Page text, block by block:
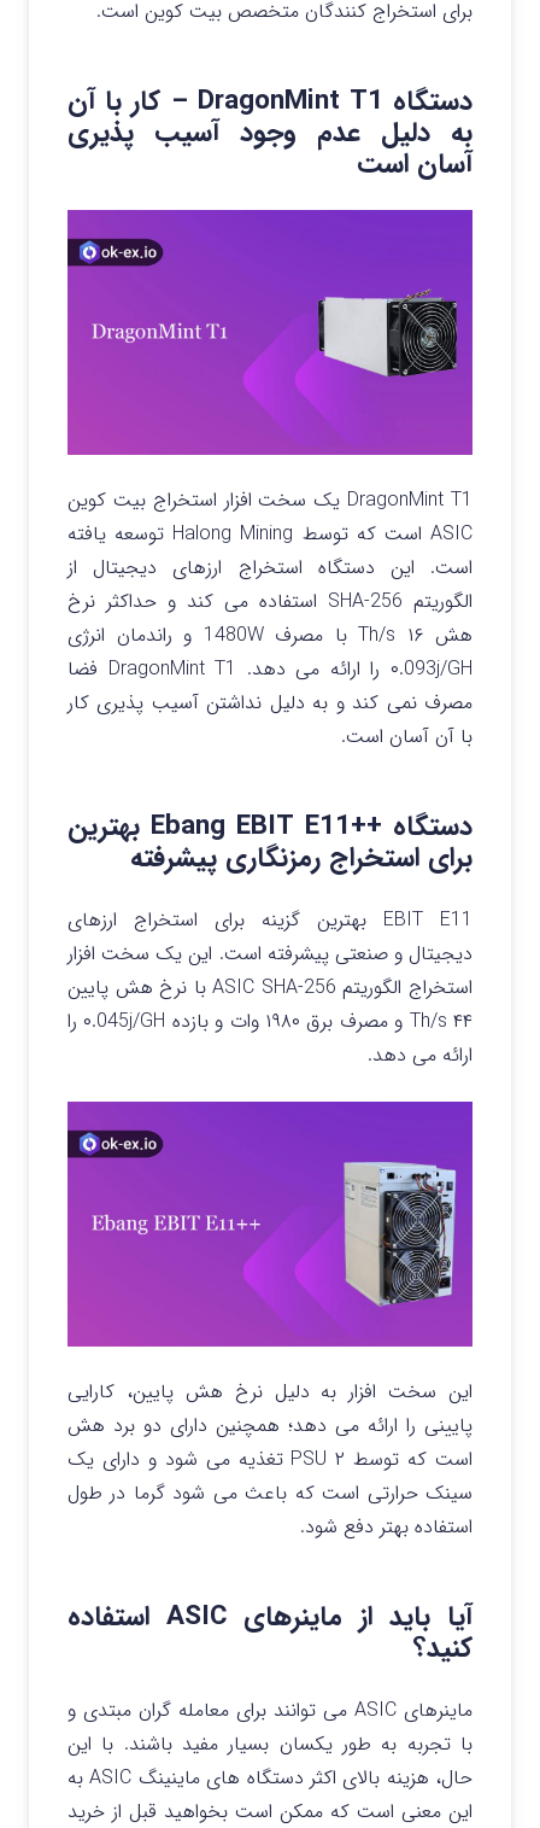
برای استخراج کنندگان متخصص بیت کوین است.
دستگاه DragonMint T1 – کار با آن
به دلیل عدم وجود آسیب پذیری
آسان است
DragonMint T1 یک سخت افزار استخراج بیت کوین
ASIC است که توسط Halong Mining توسعه یافته
است. این دستگاه استخراج ارزهای دیجیتال از
الگوریتم SHA-256 استفاده می کند و حداکثر نرخ
هش ۱۶ Th/s با مصرف 1480W و راندمان انرژی
۰.093j/GH را ارائه می دهد. DragonMint T1 فضا
مصرف نمی کند و به دلیل نداشتن آسیب پذیری کار
با آن آسان است.
دستگاه ++Ebang EBIT E11 بهترین
برای استخراج رمزنگاری پیشرفته
EBIT E11 بهترین گزینه برای استخراج ارزهای
دیجیتال و صنعتی پیشرفته است. این یک سخت افزار
استخراج الگوریتم ASIC SHA-256 با نرخ هش پایین
۴۴ Th/s و مصرف برق ۱۹۸۰ وات و بازده ۰.045j/GH را
ارائه می دهد.
این سخت افزار به دلیل نرخ هش پایین، کارایی
پایینی را ارائه می دهد؛ همچنین دارای دو برد هش
است که توسط ۲ PSU تغذیه می شود و دارای یک
سینک حرارتی است که باعث می شود گرما در طول
استفاده بهتر دفع شود.
آیا باید از ماینرهای ASIC استفاده
کنید؟
ماینرهای ASIC می توانند برای معامله گران مبتدی و
با تجربه به طور یکسان بسیار مفید باشند. با این
حال، هزینه بالای اکثر دستگاه های ماینینگ ASIC به
این معنی است که ممکن است بخواهید قبل از خرید